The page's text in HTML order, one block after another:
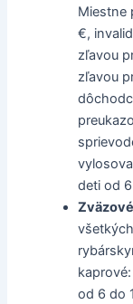
Miestne
€,
zľavou
zľavou
deti od
od 6 do